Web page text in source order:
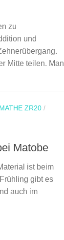
zu
und
Mitte teilen. Man
MATHE ZR20 /
Matobe
ist beim
gibt es
auch im